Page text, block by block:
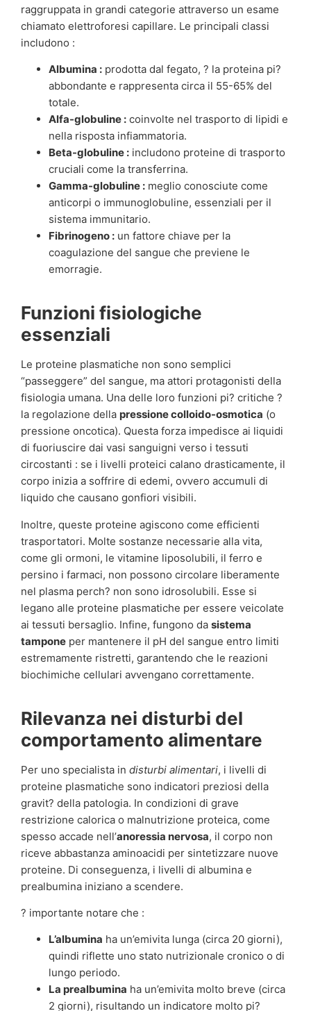
raggruppata in grandi categorie attraverso un esame
chiamato elettroforesi capillare. Le principali classi
includono :
Albumina : prodotta dal fegato, ? la proteina pi?
abbondante e rappresenta circa il 55-65% del
totale.
Alfa-globuline : coinvolte nel trasporto di lipidi e
nella risposta infiammatoria.
Beta-globuline : includono proteine di trasporto
cruciali come la transferrina.
Gamma-globuline : meglio conosciute come
anticorpi o immunoglobuline, essenziali per il
sistema immunitario.
Fibrinogeno : un fattore chiave per la
coagulazione del sangue che previene le
emorragie.
Funzioni fisiologiche
essenziali
Le proteine plasmatiche non sono semplici
“passeggere” del sangue, ma attori protagonisti della
fisiologia umana. Una delle loro funzioni pi? critiche ?
la regolazione della pressione colloido-osmotica (o
pressione oncotica). Questa forza impedisce ai liquidi
di fuoriuscire dai vasi sanguigni verso i tessuti
circostanti : se i livelli proteici calano drasticamente, il
corpo inizia a soffrire di edemi, ovvero accumuli di
liquido che causano gonfiori visibili.
Inoltre, queste proteine agiscono come efficienti
trasportatori. Molte sostanze necessarie alla vita,
come gli ormoni, le vitamine liposolubili, il ferro e
persino i farmaci, non possono circolare liberamente
nel plasma perch? non sono idrosolubili. Esse si
legano alle proteine plasmatiche per essere veicolate
ai tessuti bersaglio. Infine, fungono da sistema
tampone per mantenere il pH del sangue entro limiti
estremamente ristretti, garantendo che le reazioni
biochimiche cellulari avvengano correttamente.
Rilevanza nei disturbi del
comportamento alimentare
Per uno specialista in disturbi alimentari, i livelli di
proteine plasmatiche sono indicatori preziosi della
gravit? della patologia. In condizioni di grave
restrizione calorica o malnutrizione proteica, come
spesso accade nell’anoressia nervosa, il corpo non
riceve abbastanza aminoacidi per sintetizzare nuove
proteine. Di conseguenza, i livelli di albumina e
prealbumina iniziano a scendere.
? importante notare che :
L’albumina ha un’emivita lunga (circa 20 giorni),
quindi riflette uno stato nutrizionale cronico o di
lungo periodo.
La prealbumina ha un’emivita molto breve (circa
2 giorni), risultando un indicatore molto pi?